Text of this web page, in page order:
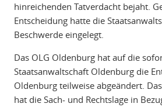
hinreichenden Tatverdacht bejaht.
Entscheidung hatte die
Beschwerde eingelegt.
Das OLG Oldenburg hat auf die
Staatsanwaltschaft Oldenburg die
Oldenburg teilweise abgeändert.
hat die Sach- und Rechtslage in